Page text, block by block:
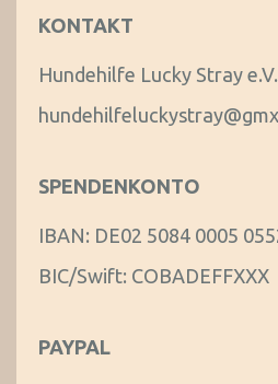
KONTAKT
Hundehilfe Lucky Stray e.V.
SPENDENKONTO
IBAN: DE02 5084 0005
BIC/Swift: COBADEFFXXX
PAYPAL